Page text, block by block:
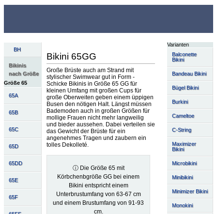
BH
Bikinis
nach Größe
Größe 65
65A
65B
65C
65D
65DD
65E
65F
Varianten
Balconette
Bikini
Bandeau Bikini
Bügel Bikini
Burkini
Cameltoe
C-String
Maximizer
Bikini
Microbikini
Minibikini
Minimizer Bikini
Monokini
Bikini 65GG
Große Brüste auch am Strand mit
stylischer Swimwear gut in Form -
Schicke Bikinis in Größe 65 GG für
kleinen Umfang mit großen Cups für
große Oberweiten geben einem üppigen
Busen den nötigen Halt. Längst müssen
Bademoden auch in großen Größen für
mollige Frauen nicht mehr langweilig
und bieder aussehen. Dabei verteilen sie
das Gewicht der Brüste für ein
angenehmes Tragen und zaubern ein
tolles Dekolleté.
ⓘ Die Größe 65 mit
Körbchenbgröße GG bei einem
Bikini entspricht einem
Unterbrustumfang von 63-67 cm
und einem Brustumfang von 91-93
cm.